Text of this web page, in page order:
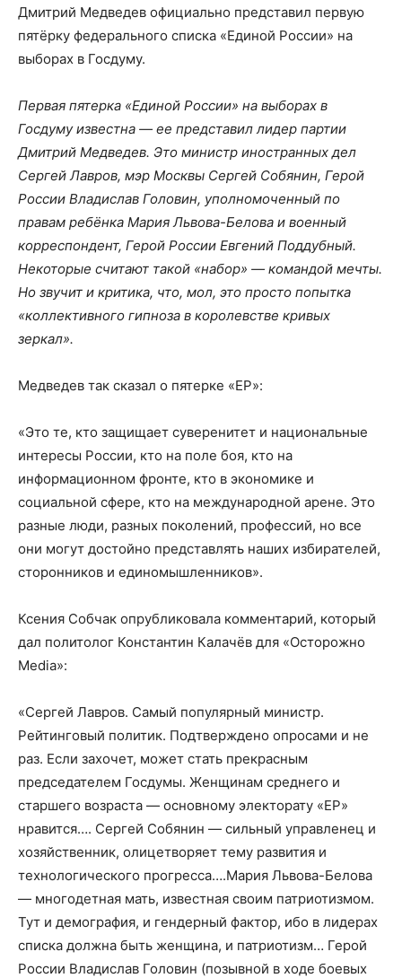
Дмитрий Медведев официально представил первую
пятёрку федерального списка «Единой России» на
выборах в Госдуму.
Первая пятерка «Единой России» на выборах в
Госдуму известна — ее представил лидер партии
Дмитрий Медведев. Это министр иностранных дел
Сергей Лавров, мэр Москвы Сергей Собянин, Герой
России Владислав Головин, уполномоченный по
правам ребёнка Мария Львова-Белова и военный
корреспондент, Герой России Евгений Поддубный.
Некоторые считают такой «набор» — командой мечты.
Но звучит и критика, что, мол, это просто попытка
«коллективного гипноза в королевстве кривых
зеркал».
Медведев так сказал о пятерке «ЕР»:
«Это те, кто защищает суверенитет и национальные
интересы России, кто на поле боя, кто на
информационном фронте, кто в экономике и
социальной сфере, кто на международной арене. Это
разные люди, разных поколений, профессий, но все
они могут достойно представлять наших избирателей,
сторонников и единомышленников».
Ксения Собчак опрубликовала комментарий, который
дал политолог Константин Калачёв для «Осторожно
Media»:
«Сергей Лавров. Самый популярный министр.
Рейтинговый политик. Подтверждено опросами и не
раз. Если захочет, может стать прекрасным
председателем Госдумы. Женщинам среднего и
старшего возраста — основному электорату «ЕР»
нравится…. Сергей Собянин — сильный управленец и
хозяйственник, олицетворяет тему развития и
технологического прогресса….Мария Львова-Белова
— многодетная мать, известная своим патриотизмом.
Тут и демография, и гендерный фактор, ибо в лидерах
списка должна быть женщина, и патриотизм… Герой
России Владислав Головин (позывной в ходе боевых